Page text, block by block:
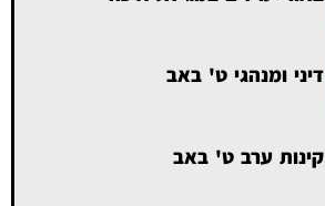
דיני ומנהגי ט' באב
קינות ערב ט' באב